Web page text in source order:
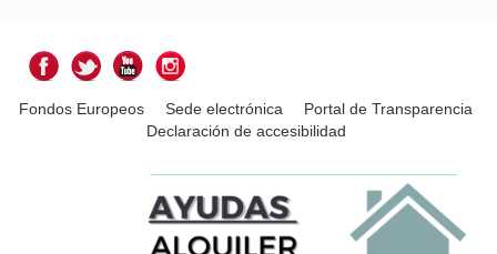
Fondos Europeos Sede electrónica
Portal de Transparencia
Declaración de accesibilidad